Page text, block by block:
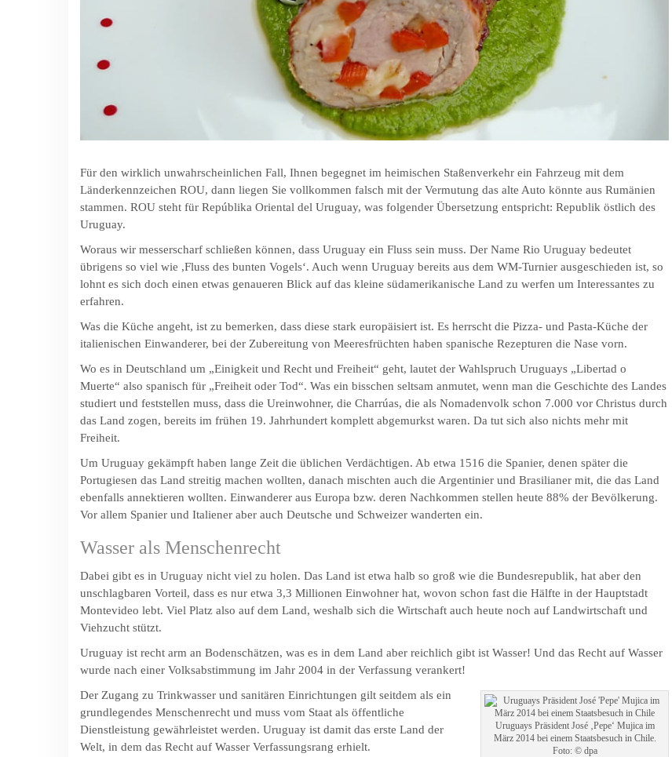
Für den wirklich unwahrscheinlichen Fall, Ihnen begegnet im heimischen Staßenverkehr ein Fahrzeug mit dem
Länderkennzeichen ROU, dann liegen Sie vollkommen falsch mit der Vermutung das alte Auto könnte aus Rumänien
stammen. ROU steht für Repúblika Oriental del Uruguay, was folgender Übersetzung entspricht: Republik östlich des
Uruguay.
Woraus wir messerscharf schließen können, dass Uruguay ein Fluss sein muss. Der Name Rio Uruguay bedeutet
übrigens so viel wie ,Fluss des bunten Vogels‘. Auch wenn Uruguay bereits aus dem WM-Turnier ausgeschieden ist, so
lohnt es sich doch einen etwas genaueren Blick auf das kleine südamerikanische Land zu werfen um Interessantes zu
erfahren.
Was die Küche angeht, ist zu bemerken, dass diese stark europäisiert ist. Es herrscht die Pizza- und Pasta-Küche der
italienischen Einwanderer, bei der Zubereitung von Meeresfrüchten haben spanische Rezepturen die Nase vorn.
Wo es in Deutschland um „Einigkeit und Recht und Freiheit“ geht, lautet der Wahlspruch Uruguays „Libertad o
Muerte“ also spanisch für „Freiheit oder Tod“. Was ein bisschen seltsam anmutet, wenn man die Geschichte des Landes
studiert und feststellen muss, dass die Ureinwohner, die Charrúas, die als Nomadenvolk schon 7.000 vor Christus durch
das Land zogen, bereits im frühen 19. Jahrhundert komplett abgemurkst waren. Da tut sich also nichts mehr mit
Freiheit.
Um Uruguay gekämpft haben lange Zeit die üblichen Verdächtigen. Ab etwa 1516 die Spanier, denen später die
Portugiesen das Land streitig machen wollten, danach mischten auch die Argentinier und Brasilianer mit, die das Land
ebenfalls annektieren wollten. Einwanderer aus Europa bzw. deren Nachkommen stellen heute 88% der Bevölkerung.
Vor allem Spanier und Italiener aber auch Deutsche und Schweizer wanderten ein.
Wasser als Menschenrecht
Dabei gibt es in Uruguay nicht viel zu holen. Das Land ist etwa halb so groß wie die Bundesrepublik, hat aber den
unschlagbaren Vorteil, dass es nur etwa 3,3 Millionen Einwohner hat, wovon schon fast die Hälfte in der Hauptstadt
Montevideo lebt. Viel Platz also auf dem Land, weshalb sich die Wirtschaft auch heute noch auf Landwirtschaft und
Viehzucht stützt.
Uruguay ist recht arm an Bodenschätzen, was es in dem Land aber reichlich gibt ist Wasser! Und das Recht auf Wasser
wurde nach einer Volksabstimmung im Jahr 2004 in der Verfassung verankert!
Uruguays Präsident José ‚Pepe‘ Mujica im
März 2014 bei einem Staatsbesuch in Chile.
Foto: © dpa
Der Zugang zu Trinkwasser und sanitären Einrichtungen gilt seitdem als ein
grundlegendes Menschenrecht und muss vom Staat als öffentliche
Dienstleistung gewährleistet werden. Uruguay ist damit das erste Land der
Welt, in dem das Recht auf Wasser Verfassungsrang erhielt.